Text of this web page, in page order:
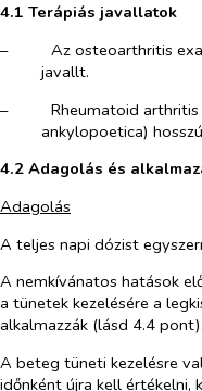
4.1 Terápiás javallatok
–​
Az osteoarthritis
javallt.
–​
Rheumatoid
ankylopoetica)
4.2 Adagolás és
Adagolás
A teljes napi dózist
A nemkívánatos hatások
a tünetek kezelésére a
alkalmazzák (lásd 4.4 pont).
A beteg tüneti kezelésre
időnként újra kell értékelni,